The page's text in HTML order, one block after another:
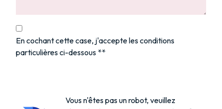
En cochant cette case, j'accepte les conditions
particulières ci-dessous **
Vous n'êtes pas un robot, veuillez